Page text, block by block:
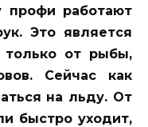
профи работают
Это является
только от рыбы,
Сейчас как
на льду. От
быстро уходит,